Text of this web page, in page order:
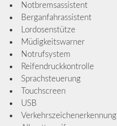
Notbremsassistent
Berganfahrassistent
Lordosenstütze
Müdigkeitswarner
Notrufsystem
Reifendruckkontrolle
Sprachsteuerung
Touchscreen
USB
Verkehrszeichenerkennung